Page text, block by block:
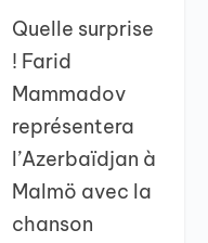
Quelle surprise
! Farid
Mammadov
représentera
l’Azerbaïdjan à
Malmö avec la
chanson